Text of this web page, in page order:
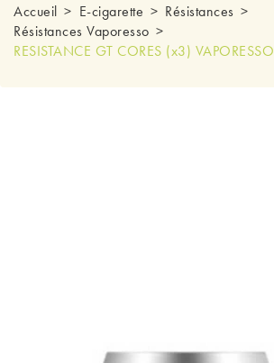
Accueil E-cigarette
Résistances
Résistances Vaporesso
RESISTANCE GT CORES (x3) VAPORESSO